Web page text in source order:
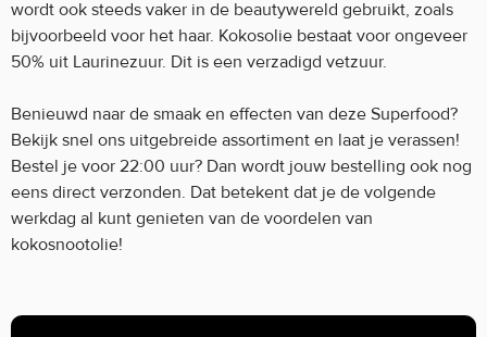
wordt ook steeds vaker in de beautywereld gebruikt, zoals
bijvoorbeeld voor het haar. Kokosolie bestaat voor ongeveer
50% uit Laurinezuur. Dit is een verzadigd vetzuur.
Benieuwd naar de smaak en effecten van deze Superfood?
Bekijk snel ons uitgebreide assortiment en laat je verassen!
Bestel je voor 22:00 uur? Dan wordt jouw bestelling ook nog
eens direct verzonden. Dat betekent dat je de volgende
werkdag al kunt genieten van de voordelen van
kokosnootolie!